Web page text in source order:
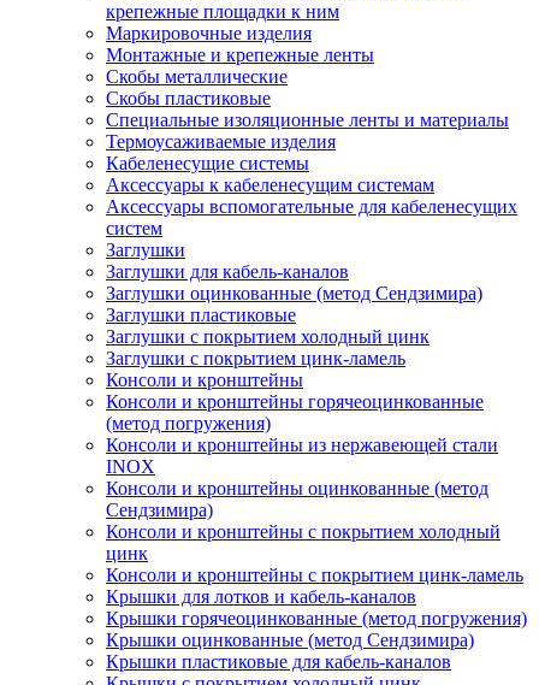
крепежные площадки к ним
Маркировочные изделия
Монтажные и крепежные ленты
Скобы металлические
Скобы пластиковые
Специальные изоляционные ленты и материалы
Термоусаживаемые изделия
Кабеленесущие системы
Аксессуары к кабеленесущим системам
Аксессуары вспомогательные для кабеленесущих
систем
Заглушки
Заглушки для кабель-каналов
Заглушки оцинкованные (метод Сендзимира)
Заглушки пластиковые
Заглушки с покрытием холодный цинк
Заглушки с покрытием цинк-ламель
Консоли и кронштейны
Консоли и кронштейны горячеоцинкованные
(метод погружения)
Консоли и кронштейны из нержавеющей стали
INOX
Консоли и кронштейны оцинкованные (метод
Сендзимира)
Консоли и кронштейны с покрытием холодный
цинк
Консоли и кронштейны с покрытием цинк-ламель
Крышки для лотков и кабель-каналов
Крышки горячеоцинкованные (метод погружения)
Крышки оцинкованные (метод Сендзимира)
Крышки пластиковые для кабель-каналов